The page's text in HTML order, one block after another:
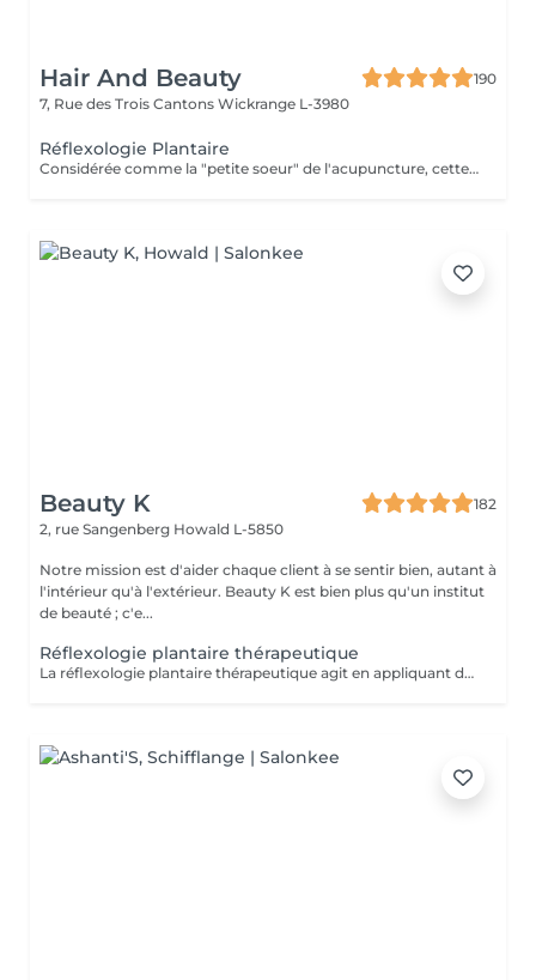
Hair And Beauty
190
7, Rue des Trois Cantons Wickrange L-3980
Réflexologie Plantaire
Considérée comme la "petite soeur" de l'acupuncture, cette thérapie en médecine parallèle a pour but la prévention de la maladie, de malaises et de soulager sinon éradiquer les problèmes existants. Elle permet une approche différente et complémentaire de la médecine allopathique. Elle permet un traitement de fond. Les pressions, respirations agissent sur toutes les fonctions et organes du corps tout entier. Pour tous âges à "Consommer sans modération"
Beauty K
182
2, rue Sangenberg Howald L-5850
Notre mission est d'aider chaque client à se sentir bien, autant à
l'intérieur qu'à l'extérieur. Beauty K est bien plus qu'un institut
de beauté ; c'e...
Réflexologie plantaire thérapeutique
La réflexologie plantaire thérapeutique agit en appliquant des pressions précises sur les pieds selon un protocole structuré, visant à rééquilibrer les systèmes endocrinien, nerveux, lymphatique, digestif et respiratoire. Ce soin aide à libérer les tensions et à réduire le stress, souvent à l'origine de divers déséquilibres physiques et psychiques. En stimulant la circulation sanguine et lymphatique, il favorise une meilleure oxygénation et l'élimination des toxines. Certaines zones réflexes peuvent être sensibles : cela indique un besoin de rééquilibrage. Ce soin global favorise l'harmonie entre corps et esprit, aidant à restaurer la vitalité et le bien-être général.